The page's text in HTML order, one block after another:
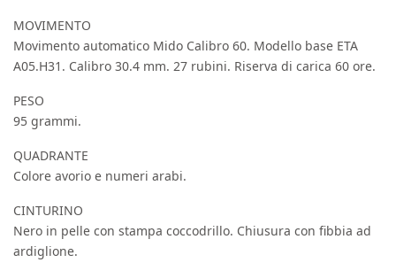
MOVIMENTO
Movimento automatico Mido Calibro 60. Modello base ETA
A05.H31. Calibro 30.4 mm. 27 rubini. Riserva di carica 60 ore.
PESO
95 grammi.
QUADRANTE
Colore avorio e numeri arabi.
CINTURINO
Nero in pelle con stampa coccodrillo. Chiusura con fibbia ad
ardiglione.